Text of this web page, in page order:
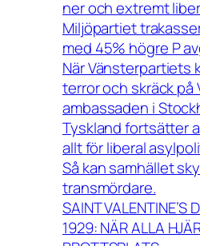
ner och extremt
Miljöpartiet
med 45% högre P
När Vänsterpartiets
terror och skräck på
ambassaden i
Tyskland fortsätter
allt för liberal
Så kan samhället
transmördare.
SAINT VALENTINE’S
1929: NÄR ALLA